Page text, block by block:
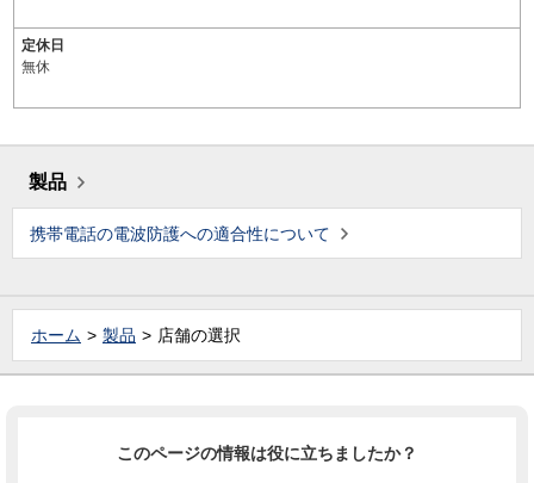
定休日
無休
製品
携帯電話の電波防護への適合性について
ホーム 製品 店舗の選択
このページの情報は役に立ちましたか？